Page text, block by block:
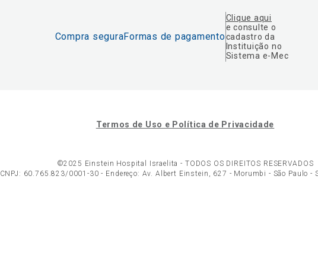
Compra seguraFormas de pagamento
Clique aqui
e consulte o
cadastro da
Instituição no
Sistema e-Mec
Termos de Uso e Política de Privacidade
©2025 Einstein Hospital Israelita - TODOS OS DIREITOS RESERVADOS
CNPJ: 60.765.823/0001-30 - Endereço: Av. Albert Einstein, 627 - Morumbi - São Paulo -